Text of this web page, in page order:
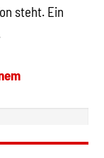
steht. Ein